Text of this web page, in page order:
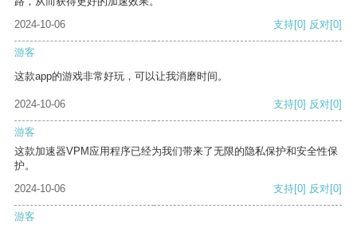
2024-10-06
支持[0] 反对[0]
游客
这款app的游戏非常好玩，可以让我消磨时间。
2024-10-06 支持[0] 反对[0]
游客
这款加速器VPM应用程序已经为我们带来了无限的隐私保护和安全性保
护。
2024-10-06
支持[0] 反对[0]
游客